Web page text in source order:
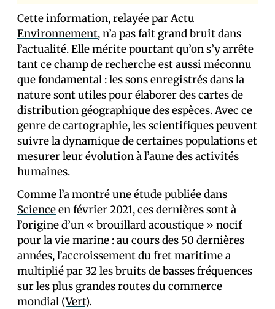
Cette information,relayée par Actu
Environnement, n’a pas fait grand bruit dans
l’actualité. Elle mérite pourtant qu’on s’y arrête
tant ce champ de recherche est aussi méconnu
que fondamental : les sons enregistrés dans la
nature sont utiles pour élaborer des cartes de
distribution géographique des espèces. Avec ce
genre de cartographie, les scientifiques peuvent
suivre la dynamique de certaines populations et
mesurer leur évolution à l’aune des activités
humaines.
Comme l’a montréune étude publiée dans
Scienceen février 2021, ces dernières sont à
l’origine d’un « brouillard acoustique » nocif
pour la vie marine : au cours des 50 dernières
années, l’accroissement du fret maritime a
multiplié par 32 les bruits de basses fréquences
sur les plus grandes routes du commerce
mondial (Vert).